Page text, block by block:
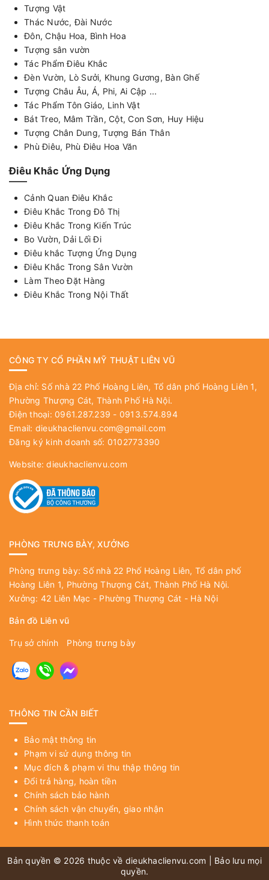
Tượng Vật
Thác Nước, Đài Nước
Đôn, Chậu Hoa, Bình Hoa
Tượng sân vườn
Tác Phẩm Điêu Khắc
Đèn Vườn, Lò Sưởi, Khung Gương, Bàn Ghế
Tượng Châu Âu, Á, Phi, Ai Cập ...
Tác Phẩm Tôn Giáo, Linh Vật
Bát Treo, Mâm Trần, Cột, Con Sơn, Huy Hiệu
Tượng Chân Dung, Tượng Bán Thân
Phù Điêu, Phù Điêu Hoa Văn
Điêu Khắc Ứng Dụng
Cảnh Quan Điêu Khắc
Điêu Khắc Trong Đô Thị
Điêu Khắc Trong Kiến Trúc
Bo Vườn, Dải Lối Đi
Điêu khắc Tượng Ứng Dụng
Điêu Khắc Trong Sân Vườn
Làm Theo Đặt Hàng
Điêu Khắc Trong Nội Thất
CÔNG TY CỔ PHẦN MỸ THUẬT LIÊN VŨ
Địa chỉ: Số nhà 22 Phố Hoàng Liên, Tổ dân phố Hoàng Liên 1,
Phường Thượng Cát, Thành Phố Hà Nội.
Điện thoại: 0961.287.239 - 0913.574.894
Email: dieukhaclienvu.com@gmail.com
Đăng ký kinh doanh số: 0102773390
Website:dieukhaclienvu.com
PHÒNG TRƯNG BÀY, XƯỞNG
Phòng trưng bày: Số nhà 22 Phố Hoàng Liên, Tổ dân phố
Hoàng Liên 1, Phường Thượng Cát, Thành Phố Hà Nội.
Xưởng: 42 Liên Mạc - Phường Thượng Cát - Hà Nội
Bản đồ Liên vũ
Trụ sở chính Phòng trưng bày
THÔNG TIN CẦN BIẾT
Bảo mật thông tin
Phạm vi sử dụng thông tin
Mục đích & phạm vi thu thập thông tin
Đổi trả hàng, hoàn tiền
Chính sách bảo hành
Chính sách vận chuyển, giao nhận
Hình thức thanh toán
Bản quyền © 2026 thuộc về dieukhaclienvu.com | Bảo lưu mọi
quyền.